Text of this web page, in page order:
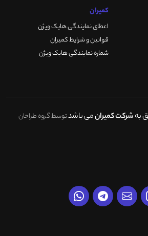
کمیران
اعطای نمایندگی هایک ویژن
قوانین و شرایط کمیران
شماره نمایندگی هایک ویژن
بهشرکت کمیرانمی باشدتوسط گروه طراحان